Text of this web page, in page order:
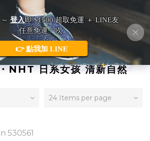
NHT 日系女孩 清新自然
24 Items per page